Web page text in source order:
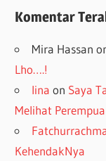
Komentar
Mira Hassan
Lho….!
lina on Saya
Melihat
KehendakNya